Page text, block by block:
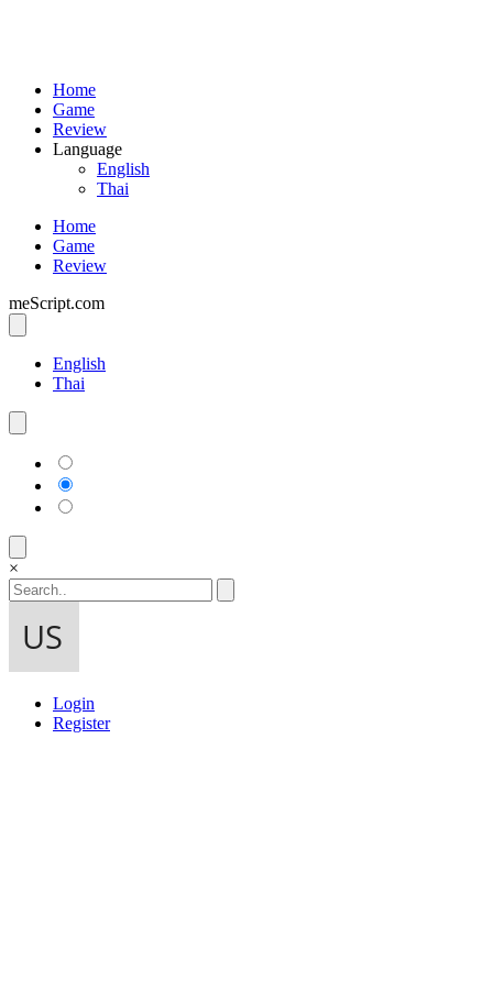
Home
Game
Review
Language
English
Thai
Home
Game
Review
meScript.com
English
Thai
×
Login
Register